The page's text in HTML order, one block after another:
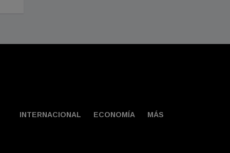
INTERNACIONAL ECONOMÍA MÁS